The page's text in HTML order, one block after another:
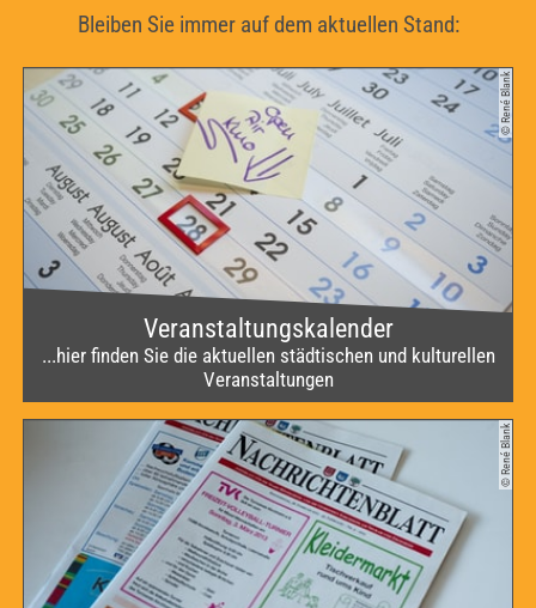
Bleiben Sie immer auf dem aktuellen Stand:
Veranstaltungskalender
...hier finden Sie die aktuellen städtischen und kulturellen
Veranstaltungen
© René Blank
© René Blank